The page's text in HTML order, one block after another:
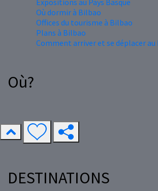
Expositions au Pays Basque
Où dormir à Bilbao
Offices du tourisme à Bilbao
Plans à Bilbao
Comment arriver et se déplacer au
Où?
DESTINATIONS